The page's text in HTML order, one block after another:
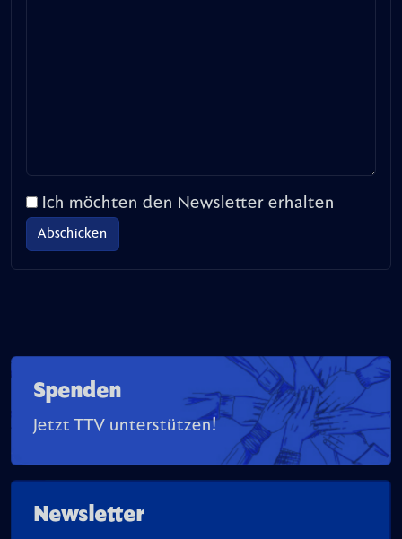
Ich möchten den Newsletter erhalten
Spenden
Jetzt TTV unterstützen!
Newsletter